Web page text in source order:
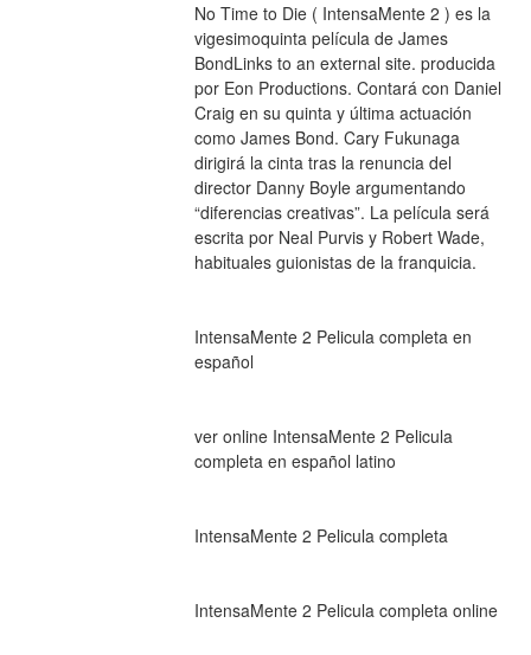
No Time to Die ( IntensaMente 2 ) es la
vigesimoquinta película de James
BondLinks to an external site. producida
por Eon Productions. Contará con Daniel
Craig en su quinta y última actuación
como James Bond. Cary Fukunaga
dirigirá la cinta tras la renuncia del
director Danny Boyle argumentando
“diferencias creativas”. La película será
escrita por Neal Purvis y Robert Wade,
habituales guionistas de la franquicia.
IntensaMente 2 Pelicula completa en
español
ver online IntensaMente 2 Pelicula
completa en español latino
IntensaMente 2 Pelicula completa
IntensaMente 2 Pelicula completa online